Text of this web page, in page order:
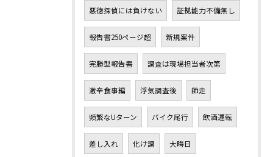
悪徳探偵には負けない 証拠能力不備無し
報告書250ページ超 新規案件
完勝型報告書 調査は現場担当者次第
激辛食事編 浮気調査後 師走
頻繁なUターン バイク尾行 飲酒運転
差し入れ 化け調 大晦日